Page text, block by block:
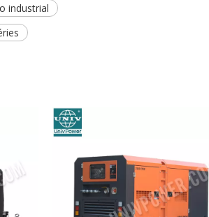
industrial